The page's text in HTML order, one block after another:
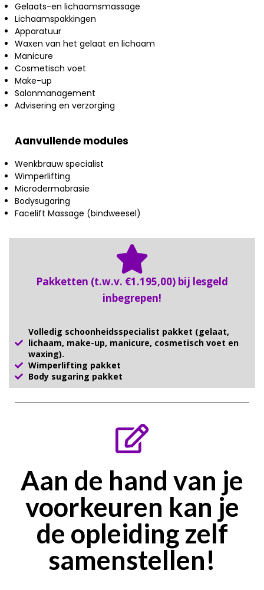
Gelaats-en lichaamsmassage
Lichaamspakkingen
Apparatuur
Waxen van het gelaat en lichaam
Manicure
Cosmetisch voet
Make-up
Salonmanagement
Advisering en verzorging
Aanvullende modules
Wenkbrauw specialist
Wimperlifting
Microdermabrasie
Bodysugaring
Facelift Massage (bindweesel)
Pakketten (t.w.v. €1.195,00) bij lesgeld
inbegrepen!
Volledig schoonheidsspecialist pakket (gelaat,
lichaam, make-up, manicure, cosmetisch voet en
waxing).
Wimperlifting pakket
Body sugaring pakket
Aan de hand van je
voorkeuren kan je
de opleiding zelf
samenstellen!